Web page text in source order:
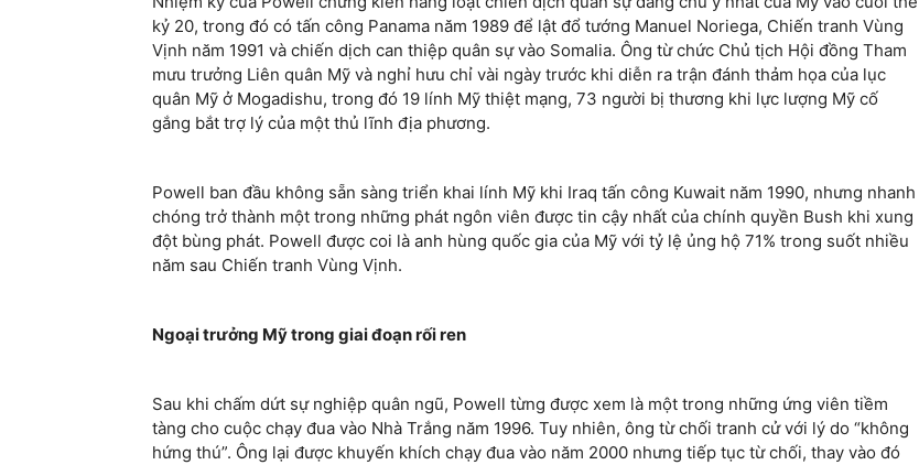
kỷ 20, trong đó có tấn công Panama năm 1989 để lật đổ tướng Manuel Noriega, Chiến tranh Vùng
Vịnh năm 1991 và chiến dịch can thiệp quân sự vào Somalia. Ông từ chức Chủ tịch Hội đồng Tham
mưu trưởng Liên quân Mỹ và nghỉ hưu chỉ vài ngày trước khi diễn ra trận đánh thảm họa của lục
quân Mỹ ở Mogadishu, trong đó 19 lính Mỹ thiệt mạng, 73 người bị thương khi lực lượng Mỹ cố
gắng bắt trợ lý của một thủ lĩnh địa phương.
Powell ban đầu không sẵn sàng triển khai lính Mỹ khi Iraq tấn công Kuwait năm 1990, nhưng nhanh
chóng trở thành một trong những phát ngôn viên được tin cậy nhất của chính quyền Bush khi xung
đột bùng phát. Powell được coi là anh hùng quốc gia của Mỹ với tỷ lệ ủng hộ 71% trong suốt nhiều
năm sau Chiến tranh Vùng Vịnh.
Ngoại trưởng Mỹ trong giai đoạn rối ren
Sau khi chấm dứt sự nghiệp quân ngũ, Powell từng được xem là một trong những ứng viên tiềm
tàng cho cuộc chạy đua vào Nhà Trắng năm 1996. Tuy nhiên, ông từ chối tranh cử với lý do “không
hứng thú”. Ông lại được khuyến khích chạy đua vào năm 2000 nhưng tiếp tục từ chối, thay vào đó